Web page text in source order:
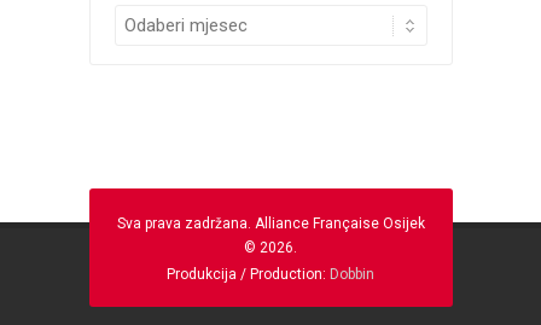
Sva prava zadržana. Alliance Française Osijek
© 2026.
Produkcija / Production: Dobbin